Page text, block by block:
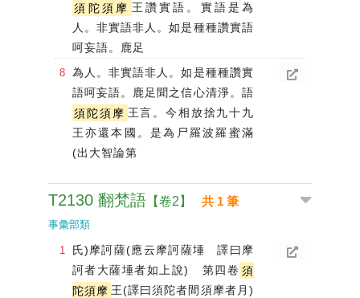
須陀須摩 王讚實語。實語是為
人。非實語非人。如是種種讚實語
呵妄語。鹿足
為人。非實語非人。如是種種讚實
語呵妄語。鹿足聞之信心清淨。語
須陀須摩 王言。今相放捨九十九
王亦還本國。是為尸羅波羅蜜滿
(出大智論第
T2130 翻梵語 【卷2】 共 1 筆
事彙部類
氏)摩訶薩(應云摩訶薩埵 譯曰摩
訶者大薩埵者如上說) 第四卷 須
陀須摩 王(譯曰須陀者間須摩者月)